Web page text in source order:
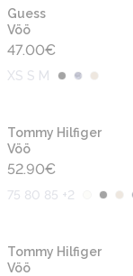
Guess
Vöö
47.00€
XS S M
Tommy Hilfiger
Vöö
52.90€
75 80 85 +2
Tommy Hilfiger
Vöö